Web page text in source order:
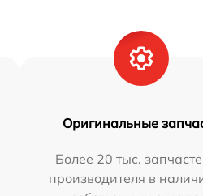
Оригинальные
Более 20 тыс.
производителя в